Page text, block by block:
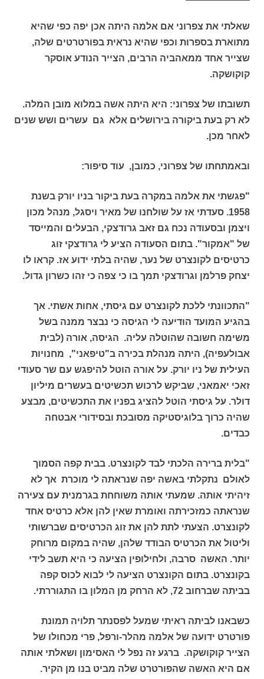
שאלתי את צפרוני אם אלמה היתה אכן יפה כפי שהיא
מתוארת בספרות וכפי שהיא נראית בפורטרטים שלה,
שצייר אחד ממאהביה הרבים, הצייר הנודע אוסקר
קוקושקה.
תשובתו של צפרוני: היא היתה אשה במלוא מובן המלה.
לא רק בעת ביקורה בירושלים אלא גם עשרים ושש שנים
לאחר מכן.
ובאמתחתו של צפרוני, כמובן, עוד סיפור:
"פגשתי את אלמה במקרה בעת ביקור בניו יורק בשנת
1958. סעדתי אז על שולחנו של מאיר ויסגל, מנהל מכון
ויצמן ובסעודה נכח גם זאב גרודצקי, הבעלים והמייסד
של "אמקור". בתום הסעודה הציע לי גרודצקי זוג
כרטיסים לקונצרט של נער, שהיה בלתי ידוע אז. קראו לו
יצחק פרלמן וגרודצקי תמך בו כי צפה כי זהו כשרון גדול.
"התכוונתי ללכת לקונצרט עם גיסתי, אחות אשתי. אך
בהגיע המועד הודיעה לי הגיסה כי נבצר ממנה בשל
משימה חשובה שהוטלה עליה. הגיסה, אורה (לבית
אבולעפיה), היתה מנהלת בכירה ב"טיפאני", מחנויות
העילית של ניו יורק. על אורה הוטל להיפגש עם שר סעודי
זאכי יאמאני, שביקש לרכוש תכשיטים בעשרים מיליון
דולר. על גיסתי הוטל להציג בפניו את התכשיטים, מבצע
שהיה כרוך בלוגיסטיקה מסובכת ובסידורי אבטחה
כבדים.
"בלית ברירה הלכתי לבד לקונצרט. בבית קפה הסמוך
לאולם נתקלתי באשה יפה שנראתה לי מוכרת אך לא
זיהיתי אותה. שמעתי אותה משוחחת בגרמנית עם צעירה
שנראתה כמזכירתה ואומרת שאין להן אלא כרטיס אחד
לקונצרט. הצעתי לתת להן את זוג הכרטיסים שברשותי
וליטול את הכרטיס הבודד שלהן, שהיה במקום מרוחק
יותר. האשה סרבה, ולחילופין הציעה כי היא תשב לידי
בקונצרט. בתום הקונצרט הציעה לי לבוא לכוס קפה
בביתה שברחוב 72, לא הרחק מן המלון בו התגוררתי.
כשבאנו לביתה ראיתי שמעל לפסנתר תלויה תמונת
פורטרט ידועה של אלמה מהלר-ורפל, פרי מכחולו של
הצייר קוקושקה. ברגע זה נפל לי האסימון ושאלתי אותה
אם היא האשה שהפורטרט שלה מביט בנו מן הקיר.